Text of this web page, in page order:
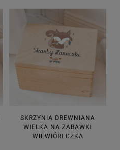
SKRZYNIA DREWNIANA
WIELKA NA ZABAWKI
WIEWIÓRECZKA